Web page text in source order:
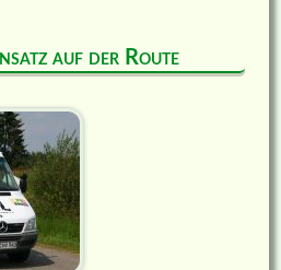
auf der Route